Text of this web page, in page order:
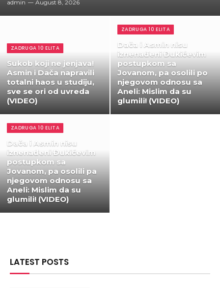
admin August 8, 2026
ZADRUGA 10 ELITA
Sukob koji ne jenjava!
Asmin i Dača napravili
totalni haos u studiju,
sve se ori od uvreda
(VIDEO)
ZADRUGA 10 ELITA
Dača i Asmin nisu
iznenađeni Đukićevim
postupkom sa
Jovanom, pa osolili po
njegovom odnosu sa
Aneli: Mislim da su
glumili! (VIDEO)
ZADRUGA 10 ELITA
Dača i Asmin nisu
iznenađeni Đukićevim
postupkom sa
Jovanom, pa osolili pa
njegovom odnosu sa
Aneli: Mislim da su
glumili! (VIDEO)
LATEST POSTS